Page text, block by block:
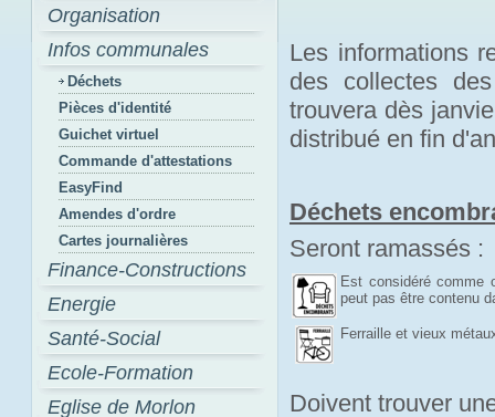
Organisation
Infos communales
Déchets
Pièces d'identité
Guichet virtuel
Commande d'attestations
EasyFind
Amendes d'ordre
Cartes journalières
Finance-Constructions
Energie
Santé-Social
Ecole-Formation
Eglise de Morlon
Les informations
des collectes
trouvera dès
distribué en fin
Déchets
Seront ramassés :
Est considéré comme
peut pas être contenu
Ferraille et vieux
Doivent trouver